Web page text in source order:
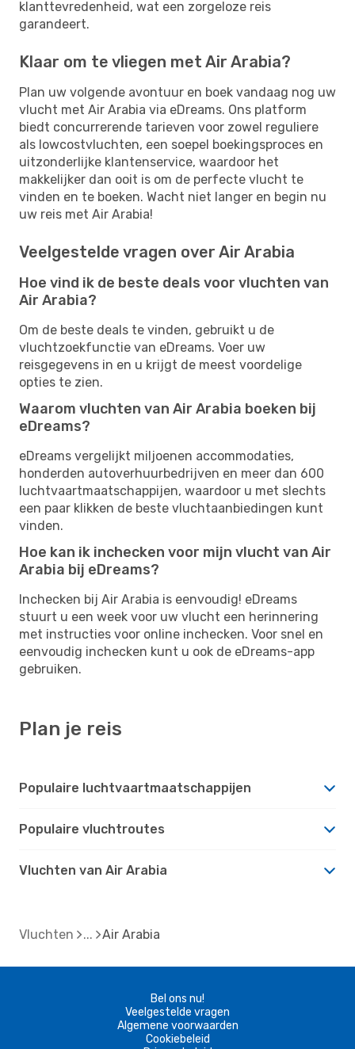
klanttevredenheid, wat een zorgeloze reis
garandeert.
Klaar om te vliegen met Air Arabia?
Plan uw volgende avontuur en boek vandaag nog uw
vlucht met Air Arabia via eDreams. Ons platform
biedt concurrerende tarieven voor zowel reguliere
als lowcostvluchten, een soepel boekingsproces en
uitzonderlijke klantenservice, waardoor het
makkelijker dan ooit is om de perfecte vlucht te
vinden en te boeken. Wacht niet langer en begin nu
uw reis met Air Arabia!
Veelgestelde vragen over Air Arabia
Hoe vind ik de beste deals voor vluchten van
Air Arabia?
Om de beste deals te vinden, gebruikt u de
vluchtzoekfunctie van eDreams. Voer uw
reisgegevens in en u krijgt de meest voordelige
opties te zien.
Waarom vluchten van Air Arabia boeken bij
eDreams?
eDreams vergelijkt miljoenen accommodaties,
honderden autoverhuurbedrijven en meer dan 600
luchtvaartmaatschappijen, waardoor u met slechts
een paar klikken de beste vluchtaanbiedingen kunt
vinden.
Hoe kan ik inchecken voor mijn vlucht van Air
Arabia bij eDreams?
Inchecken bij Air Arabia is eenvoudig! eDreams
stuurt u een week voor uw vlucht een herinnering
met instructies voor online inchecken. Voor snel en
eenvoudig inchecken kunt u ook de eDreams-app
gebruiken.
Plan je reis
Populaire luchtvaartmaatschappijen
Populaire vluchtroutes
Vluchten van Air Arabia
Vluchten Air Arabia
Bel ons nu!
Veelgestelde vragen
Algemene voorwaarden
Cookiebeleid